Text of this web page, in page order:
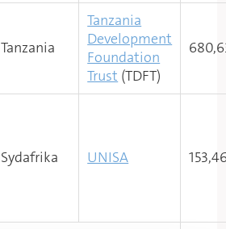
Tanzania
Tanzania
Development
Foundation
Trust (TDFT)
Sydafrika UNISA